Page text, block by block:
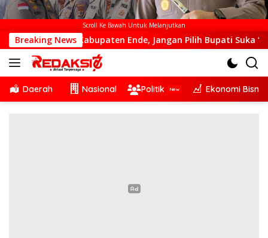
Scroll Ke Bawah Untuk Melanjutkan
Breaking News
Ende, Jangan Pilih Bupati Suka ‘Wora-Wora’
Daerah Nasional Politik Ekonomi Bisnis